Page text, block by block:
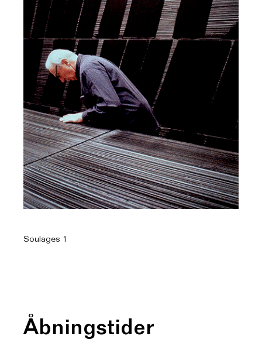
Soulages 1
Åbningstider